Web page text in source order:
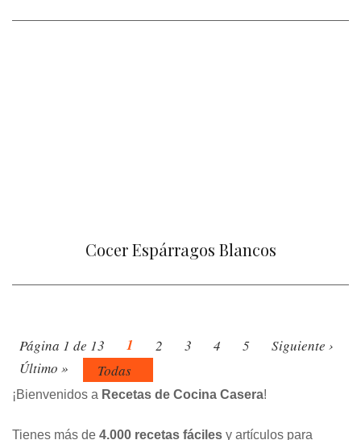
Cocer Espárragos Blancos
Página 1 de 13 1 2 3 4 5
Siguiente ›
Último »
Todas
¡Bienvenidos a Recetas de Cocina Casera!
Tienes más de 4.000 recetas fáciles y artículos para